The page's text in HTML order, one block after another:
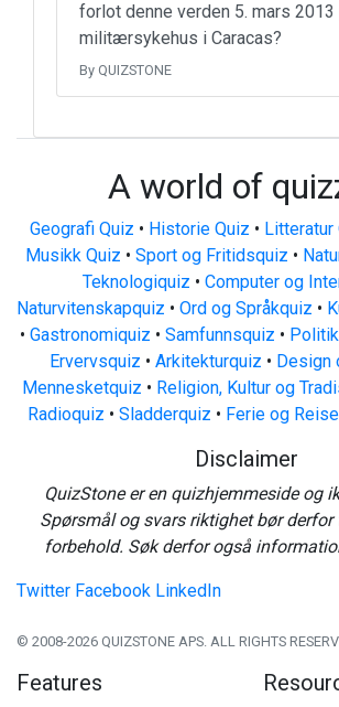
forlot denne verden 5. mars 2013
militærsykehus i Caracas?
By QUIZSTONE
A world of
Geografi Quiz • Historie Quiz • Litteratur
Musikk Quiz • Sport og Fritidsquiz •
Teknologiquiz • Computer og
Naturvitenskapquiz • Ord og Språkquiz •
• Gastronomiquiz • Samfunnsquiz •
Ervervsquiz • Arkitekturquiz • Design
Mennesketquiz • Religion, Kultur og
Radioquiz • Sladderquiz • Ferie og
Disclaimer
QuizStone er en quizhjemmeside og
Spørsmål og svars riktighet bør
forbehold. Søk derfor også
Twitter Facebook LinkedIn
© 2008-2026 QUIZSTONE APS. ALL RIGHTS
Features